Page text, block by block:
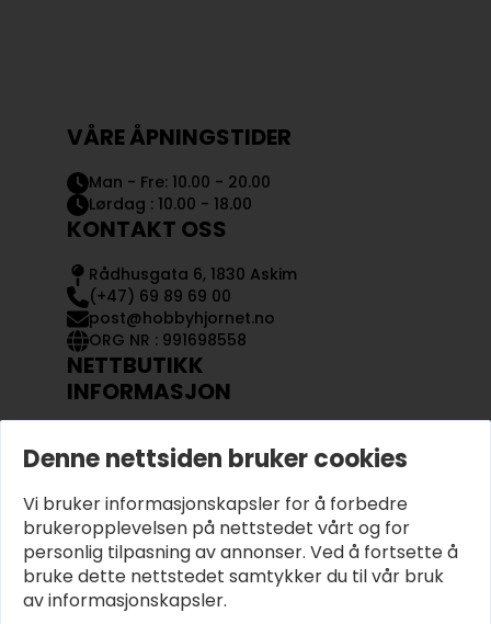
VÅRE ÅPNINGSTIDER
Man - Fre: 10.00 - 20.00
Lørdag : 10.00 - 18.00
KONTAKT OSS
Rådhusgata 6, 1830 Askim
(+47) 69 89 69 00
post@hobbyhjornet.no
ORG NR : 991698558
NETTBUTIKK
INFORMASJON
OM OSS
KJØPSVILKÅR OG BETINGELSER
PERSONVERN
Denne nettsiden bruker cookies
Vi bruker informasjonskapsler for å forbedre
brukeropplevelsen på nettstedet vårt og for
personlig tilpasning av annonser. Ved å fortsette å
bruke dette nettstedet samtykker du til vår bruk
av informasjonskapsler.